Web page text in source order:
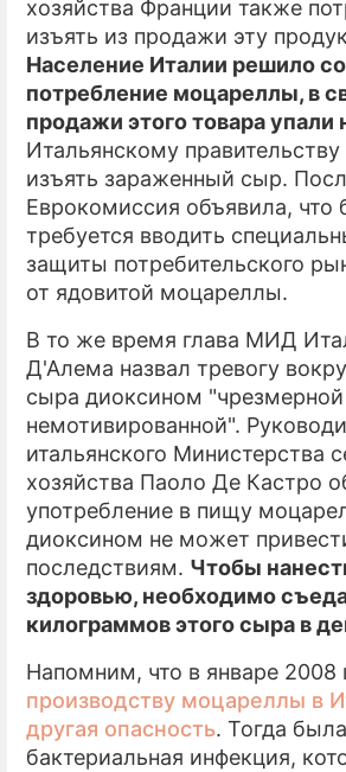
хозяйства Франции также
изъять из продажи эту
Население Италии решило
потребление моцареллы, в
продажи этого товара упали
Итальянскому
изъять зараженный сыр.
Еврокомиссия объявила, что
требуется вводить
защиты потребительского
от ядовитой моцареллы.
В то же время глава МИД
Д'Алема назвал тревогу
сыра диоксином
немотивированной".
итальянского Министерства
хозяйства Паоло Де Кастро
употребление в пищу
диоксином не может
последствиям. Чтобы
здоровью, необходимо
килограммов этого сыра в
Напомним, что в январе 2008
производству моцареллы в
другая опасность. Тогда
бактериальная инфекция,